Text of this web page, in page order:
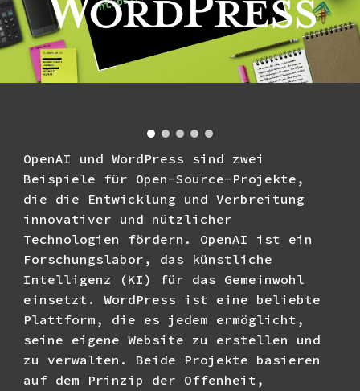
OpenAI und WordPress sind zwei
Beispiele für Open-Source-Projekte,
die die Entwicklung und Verbreitung
innovativer und nützlicher
Technologien fördern. OpenAI ist ein
Forschungslabor, das künstliche
Intelligenz (KI) für das Gemeinwohl
einsetzt. WordPress ist eine beliebte
Plattform, die es jedem ermöglicht,
seine eigene Website zu erstellen und
zu verwalten. Beide Projekte basieren
auf dem Prinzip der Offenheit,